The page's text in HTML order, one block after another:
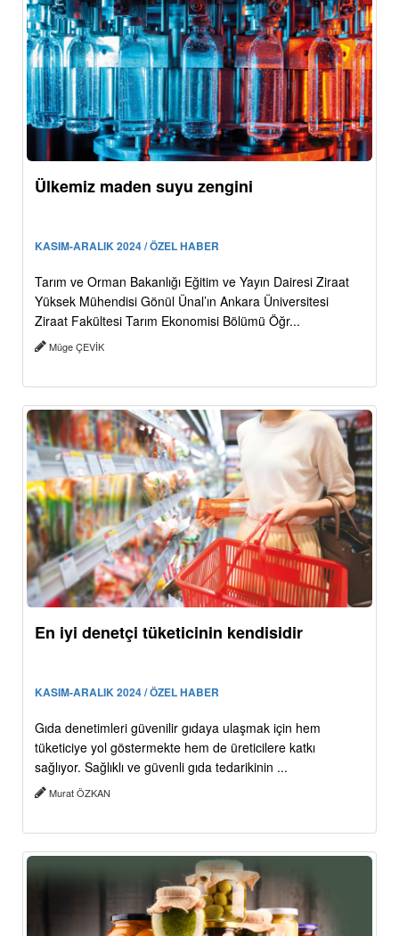
Ülkemiz maden suyu zengini
KASIM-ARALIK 2024 / ÖZEL HABER
Tarım ve Orman Bakanlığı Eğitim ve Yayın Dairesi Ziraat
Yüksek Mühendisi Gönül Ünal’ın Ankara Üniversitesi
Ziraat Fakültesi Tarım Ekonomisi Bölümü Öğr...
Müge ÇEVİK
En iyi denetçi tüketicinin kendisidir
KASIM-ARALIK 2024 / ÖZEL HABER
Gıda denetimleri güvenilir gıdaya ulaşmak için hem
tüketiciye yol göstermekte hem de üreticilere katkı
sağlıyor. Sağlıklı ve güvenli gıda tedarikinin ...
Murat ÖZKAN